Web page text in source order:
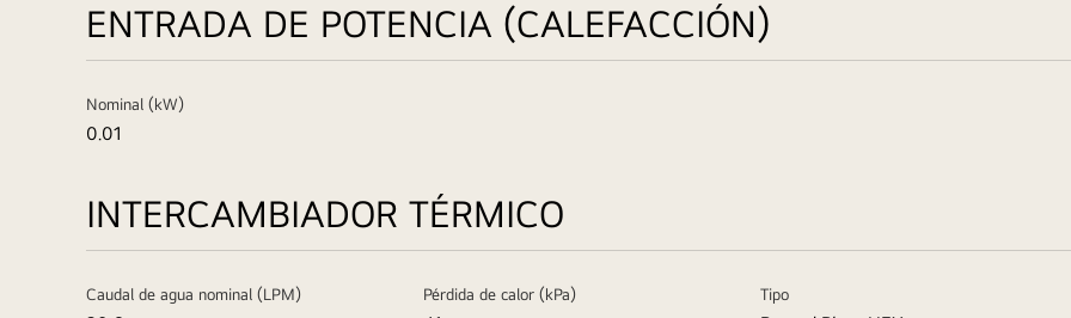
ENTRADA DE POTENCIA (CALEFACCIÓN)
Nominal (kW)
0.01
INTERCAMBIADOR TÉRMICO
Caudal de agua nominal (LPM) Pérdida de calor (kPa) Tipo